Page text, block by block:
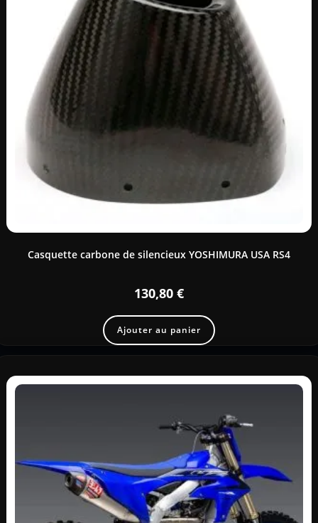
Casquette carbone de silencieux YOSHIMURA USA RS4
130,80 €
Ajouter au panier